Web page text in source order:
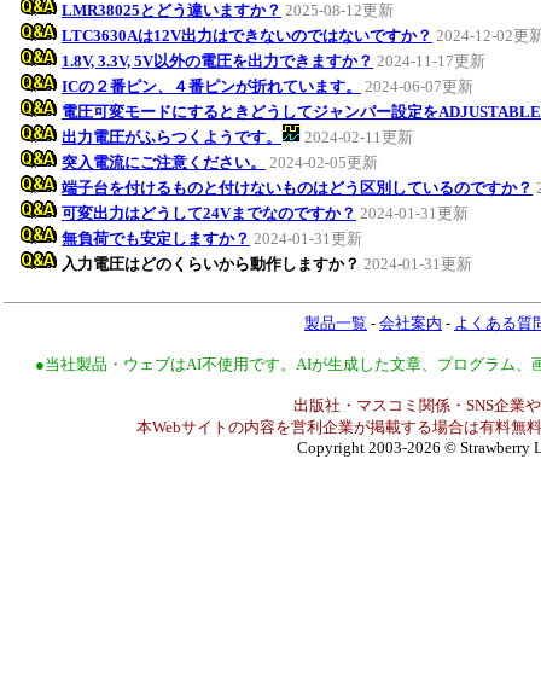
LMR38025とどう違いますか？ 2025-08-12更新
LTC3630Aは12V出力はできないのではないですか？ 2024-12-02更
1.8V, 3.3V, 5V以外の電圧を出力できますか？ 2024-11-17更新
ICの２番ピン、４番ピンが折れています。
2024-06-07更新
電圧可変モードにするときどうしてジャンパー設定を
出力電圧がふらつくようです。
2024-02-11更新
突入電流にご注意ください。
2024-02-05更新
端子台を付けるものと付けないものはどう区別しているのですか？
可変出力はどうして24Vまでなのですか？ 2024-01-31更新
無負荷でも安定しますか？ 2024-01-31更新
入力電圧はどのくらいから動作しますか？ 2024-01-31更新
製品一覧 - 会社案内 - よくある質
●当社製品・ウェブはAI不使用です。AIが生成した文章、プログラム
出版社・マスコミ関係・SNS企業
本Webサイトの内容を営利企業が掲載する場合は有料無
Copyright 2003-2026 © Strawberry